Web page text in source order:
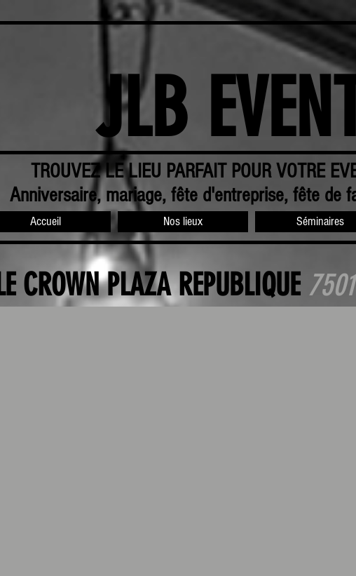
JLB
TROUVEZ LE LIEU PARFAIT POUR VOTRE
Anniversaire, mariage, fête d'entreprise, fête de
Accueil Nos lieux Séminaires
LE CROWN PLAZA REPUBLIQUE